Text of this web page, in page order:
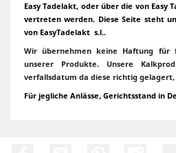
Easy Tadelakt, oder über die von Easy
vertreten werden. Diese Seite steht
von EasyTadelakt s.l..
Wir übernehmen keine Haftung für
unserer Produkte. Unsere
verfallsdatum da diese richtig
Für jegliche Anlässe, Gerichtsstand in